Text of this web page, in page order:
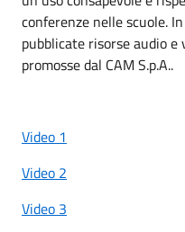
conferenze nelle scuole.
pubblicate risorse audio
promosse dal CAM S.p.A..
Video 1
Video 2
Video 3